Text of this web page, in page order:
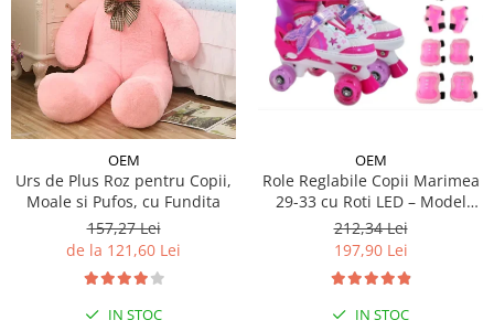
OEM
Urs de Plus Roz pentru Copii,
Moale si Pufos, cu Fundita
157,27 Lei
de la 121,60 Lei
IN STOC
OEM
Role Reglabile Copii Marimea
29-33 cu Roti LED – Model
Sirena, SET PROTECTIE
INCLUS
212,34 Lei
197,90 Lei
IN STOC